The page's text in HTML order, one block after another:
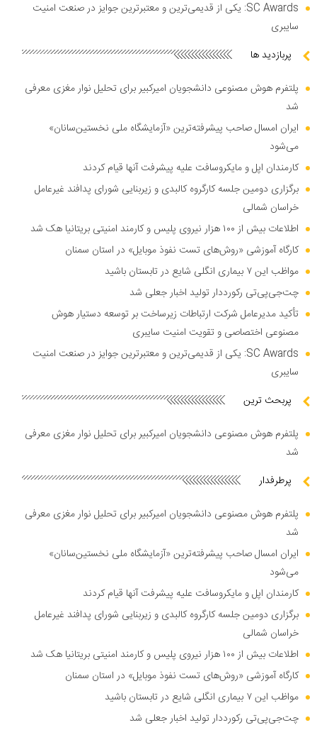
SC Awards: یکی از قدیمی‌ترین و معتبرترین جوایز در صنعت امنیت
سایبری
پربازدید ها
پلتفرم هوش مصنوعی دانشجویان امیرکبیر برای تحلیل نوار مغزی معرفی
شد
ایران امسال صاحب پیشرفته‌ترین «آزمایشگاه ملی نخستین‌سانان»
می‌شود
کارمندان اپل و مایکروسافت علیه پیشرفت آنها قیام کردند
برگزاری دومین جلسه کارگروه کالبدی و زیربنایی شورای پدافند غیرعامل
خراسان شمالی
اطلاعات بیش از ۱۰۰ هزار نیروی پلیس و کارمند امنیتی بریتانیا هک شد
کارگاه آموزشی «روش‌های تست نفوذ موبایل» در استان سمنان
مواظب این ۷ بیماری انگلی شایع در تابستان باشید
چت‌جی‌پی‌تی رکورددار تولید اخبار جعلی شد
تأکید مدیرعامل شرکت ارتباطات زیرساخت بر توسعه دستیار هوش
مصنوعی اختصاصی و تقویت امنیت سایبری
SC Awards: یکی از قدیمی‌ترین و معتبرترین جوایز در صنعت امنیت
سایبری
پربحث ترین
پلتفرم هوش مصنوعی دانشجویان امیرکبیر برای تحلیل نوار مغزی معرفی
شد
پرطرفدار
پلتفرم هوش مصنوعی دانشجویان امیرکبیر برای تحلیل نوار مغزی معرفی
شد
ایران امسال صاحب پیشرفته‌ترین «آزمایشگاه ملی نخستین‌سانان»
می‌شود
کارمندان اپل و مایکروسافت علیه پیشرفت آنها قیام کردند
برگزاری دومین جلسه کارگروه کالبدی و زیربنایی شورای پدافند غیرعامل
خراسان شمالی
اطلاعات بیش از ۱۰۰ هزار نیروی پلیس و کارمند امنیتی بریتانیا هک شد
کارگاه آموزشی «روش‌های تست نفوذ موبایل» در استان سمنان
مواظب این ۷ بیماری انگلی شایع در تابستان باشید
چت‌جی‌پی‌تی رکورددار تولید اخبار جعلی شد